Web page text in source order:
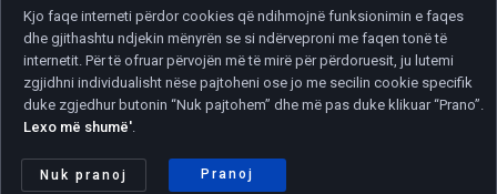
Copyright © 2026 Developed by
Politika e privatësisë Politika e cookies
Kjo faqe interneti përdor cookies që ndihmojnë funksionimin e faqes
dhe gjithashtu ndjekin mënyrën se si ndërveproni me faqen tonë të
internetit. Për të ofruar përvojën më të mirë për përdoruesit, ju lutemi
zgjidhni individualisht nëse pajtoheni ose jo me secilin cookie specifik
duke zgjedhur butonin “Nuk pajtohem” dhe më pas duke klikuar “Prano”.
Lexo më shumë'.
Nuk pranoj Pranoj